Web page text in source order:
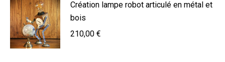
Création lampe robot articulé en métal et
bois
210,00 €